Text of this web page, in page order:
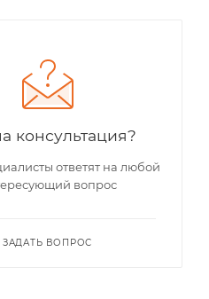
консультация?
ответят на любой
вопрос
ЗАДАТЬ ВОПРОС